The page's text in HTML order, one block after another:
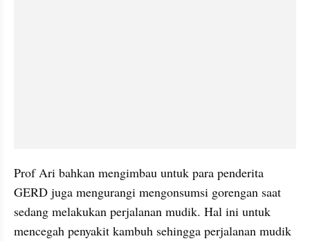
Prof Ari bahkan mengimbau untuk para penderita
GERD juga mengurangi mengonsumsi gorengan saat
sedang melakukan perjalanan mudik. Hal ini untuk
mencegah penyakit kambuh sehingga perjalanan mudik